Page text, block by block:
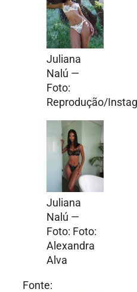
Juliana
Nalú —
Foto:
Reprodução/
Juliana
Nalú —
Foto: Foto:
Alexandra
Alva
Fonte: